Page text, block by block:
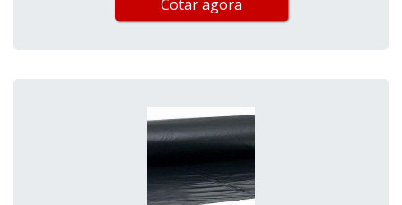
Cotar agora